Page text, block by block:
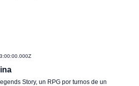
Story, un RPG por turnos de un